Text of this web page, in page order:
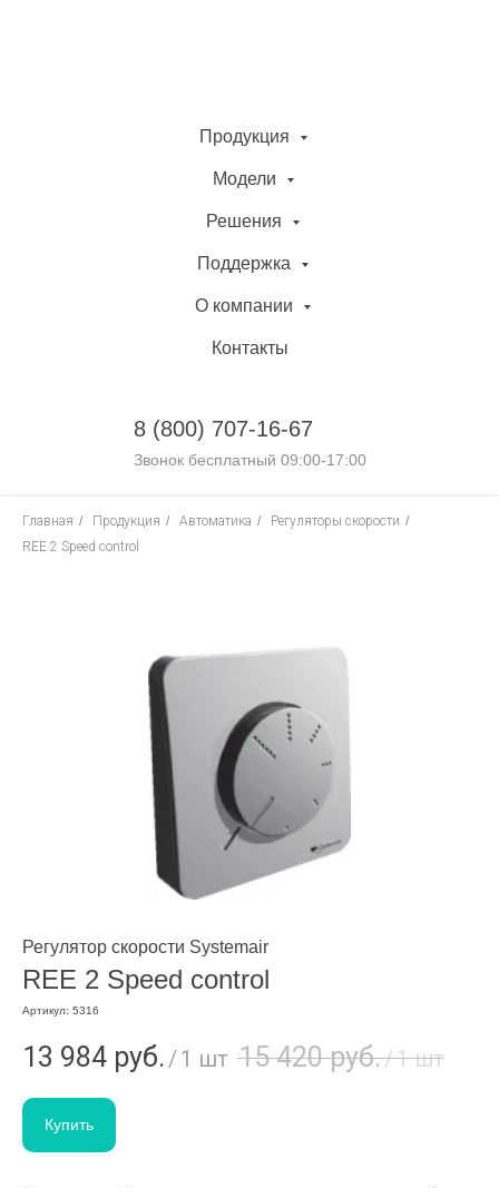
Продукция
Модели
Решения
Поддержка
О компании
Контакты
8 (800) 707-16-67
Звонок бесплатный 09:00-17:00
Главная / Продукция / Автоматика / Регуляторы скорости /
REE 2 Speed control
Регулятор скорости Systemair
REE 2 Speed control
Артикул: 5316
13 984 руб./1 шт 15 420 руб./1 шт
Купить